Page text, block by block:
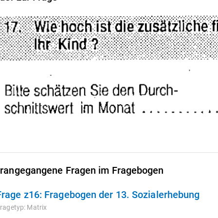
Fragen im Fragebogen
z16: Fragebogen der 13. Sozialerhebung
Matrix